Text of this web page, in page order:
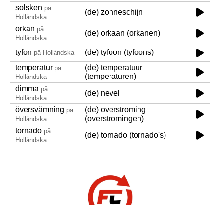
solsken på
Holländska
(de) zonneschijn
orkan på
Holländska
(de) orkaan (orkanen)
tyfon på Holländska
(de) tyfoon (tyfoons)
temperatur på
Holländska
(de) temperatuur
(temperaturen)
dimma på
Holländska
(de) nevel
översvämning på
Holländska
(de) overstroming
(overstromingen)
tornado på
Holländska
(de) tornado (tornado's)